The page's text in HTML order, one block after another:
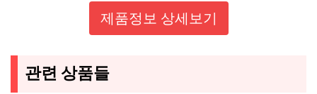
제품정보 상세보기
관련 상품들